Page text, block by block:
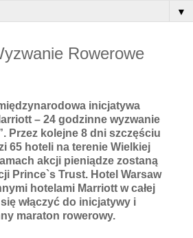
▼
Rowerowe
inicjatywa
– 24 godzinne wyzwanie
Przez kolejne 8 dni szczęściu
65 hoteli na terenie Wielkiej
akcji pieniądze zostaną
Prince`s Trust. Hotel Warsaw
hotelami Marriott w całej
włączyć do inicjatywy i
maraton rowerowy.